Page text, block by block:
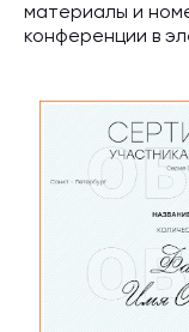
материалы и
конференции в